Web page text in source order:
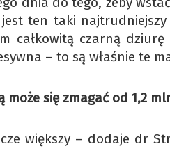
ten taki
całkowitą czarną dziurę
– to są właśnie te
może się zmagać od 1,2
większy – dodaje dr